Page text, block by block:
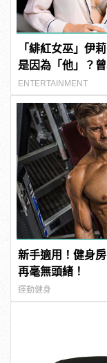
「緋紅女巫」伊
是因為「他」？
ENTERTAINMENT
新手適用！健身
再毫無頭緒！
運動健身